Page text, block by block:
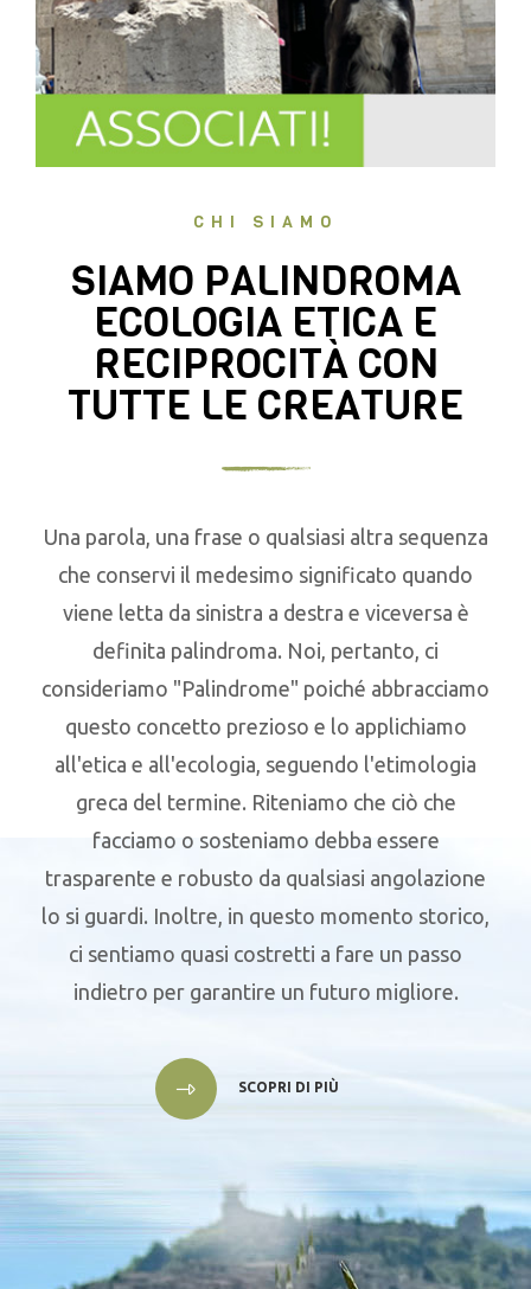
CHI SIAMO
SIAMO PALINDROMA
ECOLOGIA ETICA E
RECIPROCITÀ CON
TUTTE LE CREATURE
Una parola, una frase o qualsiasi altra sequenza
che conservi il medesimo significato quando
viene letta da sinistra a destra e viceversa è
definita palindroma. Noi, pertanto, ci
consideriamo "Palindrome" poiché abbracciamo
questo concetto prezioso e lo applichiamo
all'etica e all'ecologia, seguendo l'etimologia
greca del termine. Riteniamo che ciò che
facciamo o sosteniamo debba essere
trasparente e robusto da qualsiasi angolazione
lo si guardi. Inoltre, in questo momento storico,
ci sentiamo quasi costretti a fare un passo
indietro per garantire un futuro migliore.
SCOPRI DI PIÙ